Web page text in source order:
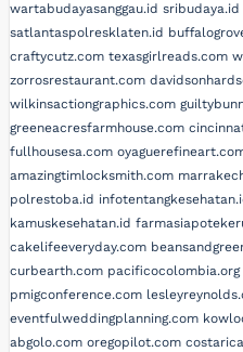
wartabudayasanggau.id sribudaya.id
satlantaspolresklaten.id
craftycutz.com texasgirlreads.com
zorrosrestaurant.com
wilkinsactiongraphics.com
greeneacresfarmhouse.com
fullhousesa.com
amazingtimlocksmith.com
polrestoba.id
kamuskesehatan.id
cakelifeeveryday.com
curbearth.com pacificocolombia.org
pmigconference.com
eventfulweddingplanning.com
abgolo.com oregopilot.com